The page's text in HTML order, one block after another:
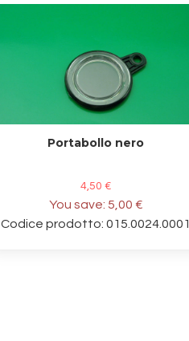
Portabollo nero
4,50 €
You save: 5,00 €
Codice prodotto: 015.0024.0001